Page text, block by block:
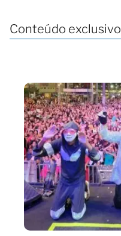
Conteúdo exclusivo